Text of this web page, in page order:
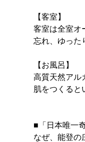
【客室】
客室は全室オ
忘れ、ゆった
【お風呂】
高質天然アル
肌をつくると
■「日本唯一
なぜ、能登の